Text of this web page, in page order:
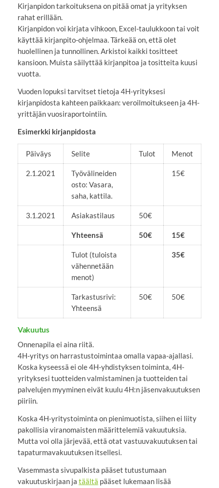
Kirjanpidon tarkoituksena on pitää omat ja yrityksen
rahat erillään.
Kirjanpidon voi kirjata vihkoon, Excel-taulukkoon tai voit
käyttää kirjanpito-ohjelmaa. Tärkeää on, että olet
huolellinen ja tunnollinen. Arkistoi kaikki tositteet
kansioon. Muista säilyttää kirjanpitoa ja tositteita kuusi
vuotta.
Vuoden lopuksi tarvitset tietoja 4H-yrityksesi
kirjanpidosta kahteen paikkaan: veroilmoitukseen ja 4H-
yrittäjän vuosiraportointiin.
Esimerkki kirjanpidosta
Päiväys Selite Tulot Menot
2.1.2021
Työvälineiden
osto: Vasara,
saha, kattila.
15€
3.1.2021 Asiakastilaus 50€
Yhteensä 50€ 15€
Tulot (tuloista
vähennetään
menot)
35€
Tarkastusrivi:
Yhteensä
50€ 50€
Vakuutus
Onnenapila ei aina riitä.
4H-yritys on harrastustoimintaa omalla vapaa-ajallasi.
Koska kyseessä ei ole 4H-yhdistyksen toiminta, 4H-
yrityksesi tuotteiden valmistaminen ja tuotteiden tai
palvelujen myyminen eivät kuulu 4H:n jäsenvakuutuksen
piiriin.
Koska 4H-yritystoiminta on pienimuotista, siihen ei liity
pakollisia viranomaisten määrittelemiä vakuutuksia.
Mutta voi olla järjevää, että otat vastuuvakuutuksen tai
tapaturmavakuutuksen itsellesi.
Vasemmasta sivupalkista pääset tutustumaan
vakuutuskirjaan ja täältä pääset lukemaan lisää